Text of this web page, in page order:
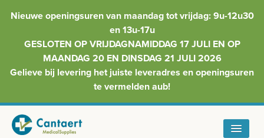
Nieuwe openingsuren van maandag tot vrijdag: 9u-12u30
en 13u-17u
GESLOTEN OP VRIJDAGNAMIDDAG 17 JULI EN OP
MAANDAG 20 EN DINSDAG 21 JULI 2026
Gelieve bij levering het juiste leveradres en openingsuren
te vermelden aub!